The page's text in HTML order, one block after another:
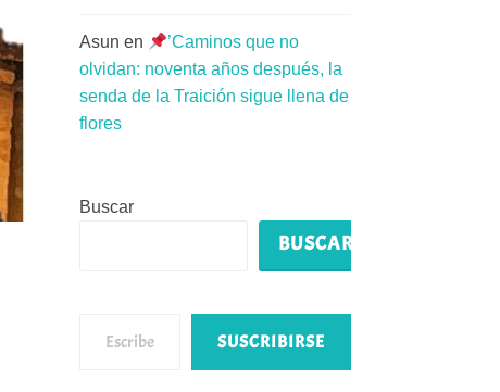
Asun en
’Caminos que no
olvidan: noventa años después, la
senda de la Traición sigue llena de
flores
Buscar
BUSCAR
SUSCRIBIRSE